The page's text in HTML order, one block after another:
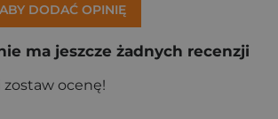
DODAĆ OPINIĘ
ma jeszcze żadnych recenzji
ocenę!